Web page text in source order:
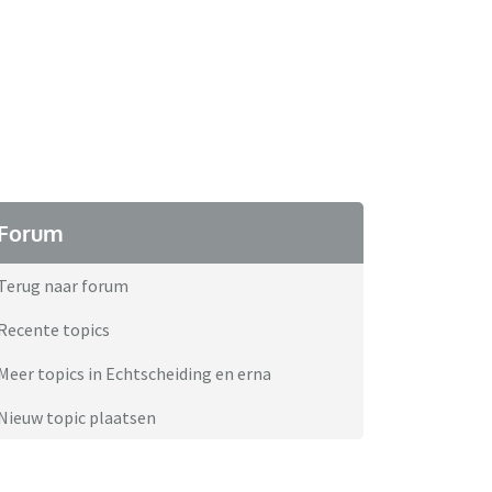
naar forum
topics
topics in Echtscheiding en erna
topic plaatsen